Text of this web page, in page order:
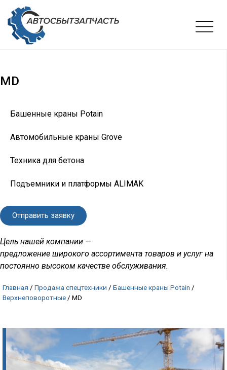
MD
Башенные краны Potain
Автомобильные краны Grove
Техника для бетона
Подъемники и платформы ALIMAK
Отправить заявку
Цель нашей компании —
предложение широкого ассортимента товаров и услуг на
постоянно высоком качестве обслуживания.
Главная / Продажа спецтехники / Башенные краны Potain /
Верхнеповоротные / MD